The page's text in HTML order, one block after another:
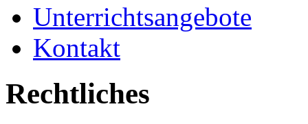
Unterrichtsangebote
Kontakt
Rechtliches